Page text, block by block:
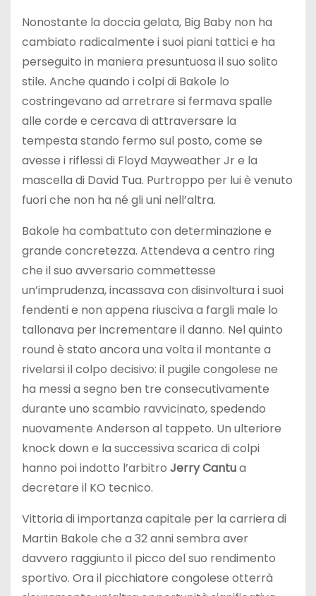
Nonostante la doccia gelata, Big Baby non ha
cambiato radicalmente i suoi piani tattici e ha
perseguito in maniera presuntuosa il suo solito
stile. Anche quando i colpi di Bakole lo
costringevano ad arretrare si fermava spalle
alle corde e cercava di attraversare la
tempesta stando fermo sul posto, come se
avesse i riflessi di Floyd Mayweather Jr e la
mascella di David Tua. Purtroppo per lui è venuto
fuori che non ha né gli uni nell’altra.
Bakole ha combattuto con determinazione e
grande concretezza. Attendeva a centro ring
che il suo avversario commettesse
un’imprudenza, incassava con disinvoltura i suoi
fendenti e non appena riusciva a fargli male lo
tallonava per incrementare il danno. Nel quinto
round è stato ancora una volta il montante a
rivelarsi il colpo decisivo: il pugile congolese ne
ha messi a segno ben tre consecutivamente
durante uno scambio ravvicinato, spedendo
nuovamente Anderson al tappeto. Un ulteriore
knock down e la successiva scarica di colpi
hanno poi indotto l’arbitro Jerry Cantua
decretare il KO tecnico.
Vittoria di importanza capitale per la carriera di
Martin Bakole che a 32 anni sembra aver
davvero raggiunto il picco del suo rendimento
sportivo. Ora il picchiatore congolese otterrà